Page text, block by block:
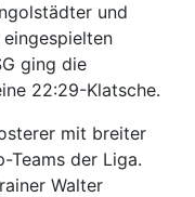
und
ging die
22:29-Klatsche.
mit breiter
Teams der Liga.
Walter